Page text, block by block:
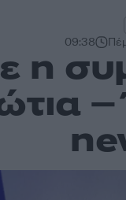
09:38
η